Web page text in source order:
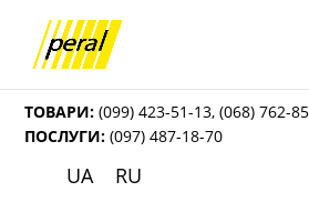
ТОВАРИ: (099) 423-51-13,(068) 762-
ПОСЛУГИ: (097) 487-18-70
UA RU